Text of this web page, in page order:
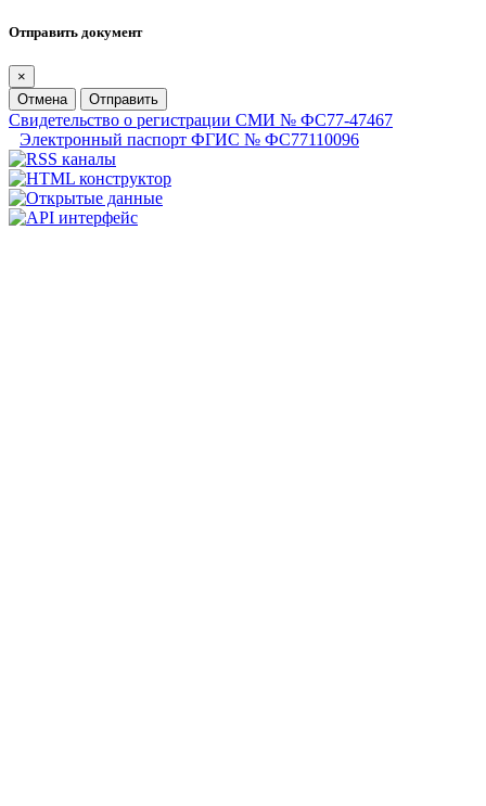
Отправить документ
×
Отмена
Отправить
Свидетельство о регистрации СМИ № ФС77-47467
Электронный паспорт ФГИС № ФС77110096